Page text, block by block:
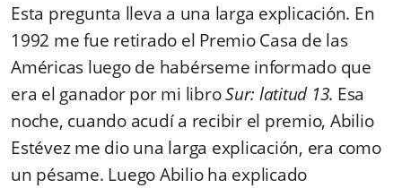
Esta pregunta lleva a una larga explicación. En
1992 me fue retirado el Premio Casa de las
Américas luego de habérseme informado que
era el ganador por mi libroSur: latitud 13. Esa
noche, cuando acudí a recibir el premio, Abilio
Estévez me dio una larga explicación, era como
un pésame. Luego Abilio ha explicado